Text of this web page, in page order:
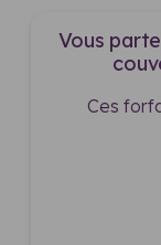
Vous
Ces